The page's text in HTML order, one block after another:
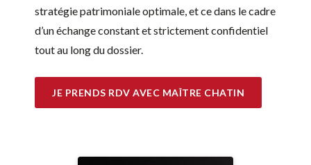
stratégie patrimoniale optimale, et ce dans le cadre
d’un échange constant et strictement confidentiel
tout au long du dossier.
JE PRENDS RDV AVEC MAÎTRE CHATIN